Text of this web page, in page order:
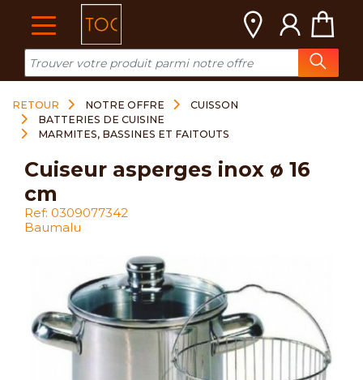
RETOUR NOTRE OFFRE
CUISSON
BATTERIES DE CUISINE
MARMITES, BASSINES ET FAITOUTS
cuiseur asperges inox ø 16
cm
Ref: 0309077342
Baumalu
Cookies management panel